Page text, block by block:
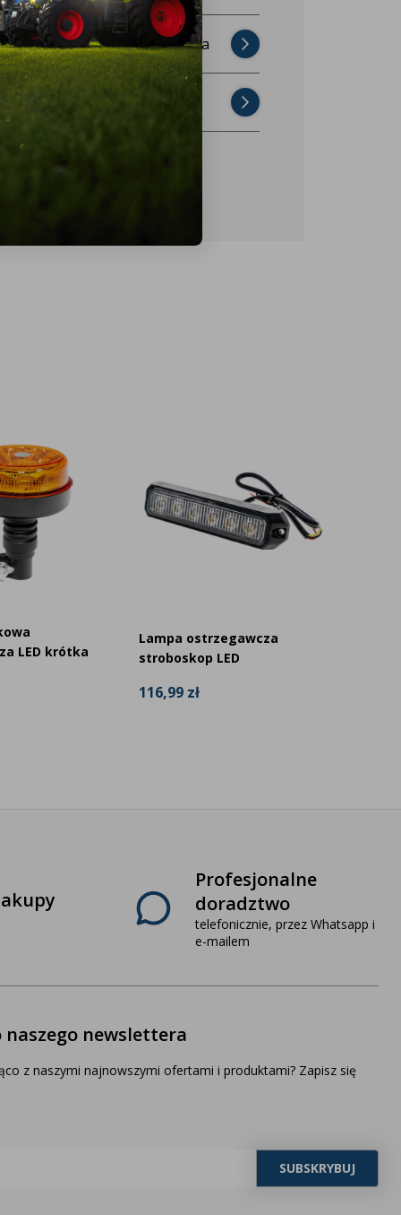
Najczęściej zadawane pytania
Skontaktuj się z nami
LED krótka
Lampa ostrzegawcza
stroboskop LED
116,99 zł
Profesjonalne
doradztwo
telefonicznie, przez Whatsapp i
e-mailem
naszego newslettera
z naszymi najnowszymi ofertami i produktami? Zapisz się